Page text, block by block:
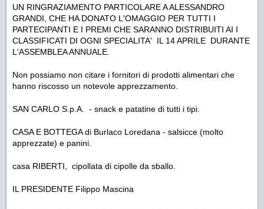
UN RINGRAZIAMENTO PARTICOLARE A ALESSANDRO
GRANDI, CHE HA DONATO L'OMAGGIO PER TUTTI I
PARTECIPANTI E I PREMI CHE SARANNO DISTRIBUITI AI I
CLASSIFICATI DI OGNI SPECIALITA' IL 14 APRILE DURANTE
L'ASSEMBLEA ANNUALE.
Non possiamo non citare i fornitori di prodotti alimentari che
hanno riscosso un notevole apprezzamento.
SAN CARLO S.p.A. - snack e patatine di tutti i tipi.
CASA E BOTTEGA di Burlaco Loredana - salsicce (molto
apprezzate) e panini.
casa RIBERTI, cipollata di cipolle da sballo.
IL PRESIDENTE Filippo Mascina